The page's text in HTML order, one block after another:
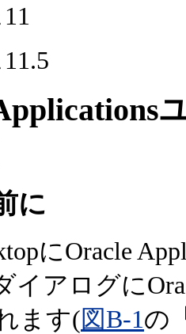
に
にOracle
イアログに
ます(図B-1の